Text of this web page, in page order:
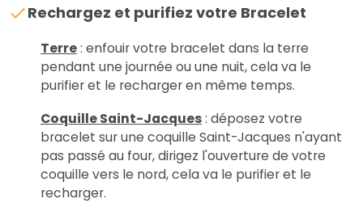
Rechargez et purifiez votre Bracelet
Terre: enfouir votre bracelet dans la terre
pendant une journée ou une nuit, cela va le
purifier et le recharger en même temps.
Coquille Saint-Jacques: déposez votre
bracelet sur une coquille Saint-Jacques n'ayant
pas passé au four, dirigez l'ouverture de votre
coquille vers le nord, cela va le purifier et le
recharger.